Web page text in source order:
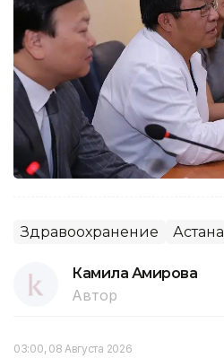
Здравоохранение Астана
Камила Амирова
Автор
03:00, 08 Августа 2026